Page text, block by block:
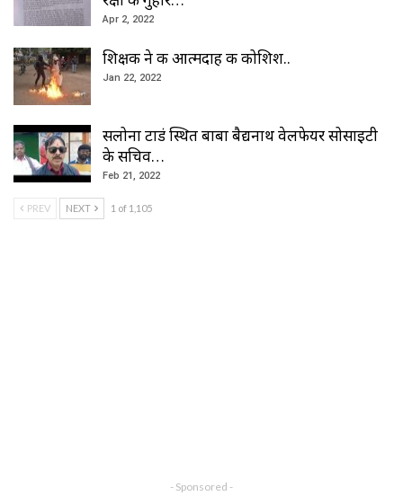
Apr 2, 2022
शिक्षक ने की आत्मदाह की कोशिश..
Jan 22, 2022
सलोना टाडं स्थित बाबा बैद्यनाथ वेलफेयर सोसाइटी
के सचिव…
Feb 21, 2022
PREV NEXT 1 of 1,105
- Sponsored -